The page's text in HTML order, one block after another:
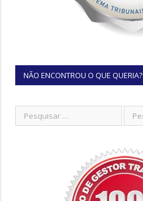
NÃO ENCONTROU O QUE QUERIA?